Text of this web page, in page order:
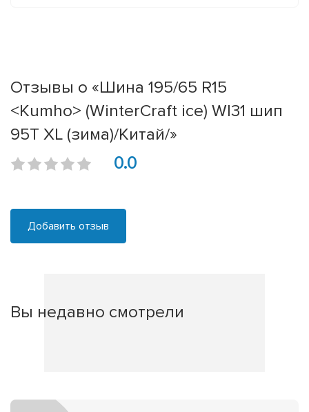
Отзывы о «Шина 195/65 R15
<Kumho> (WinterCraft ice) WI31 шип
95T XL (зима)/Китай/»
0.0
Добавить отзыв
Вы недавно смотрели